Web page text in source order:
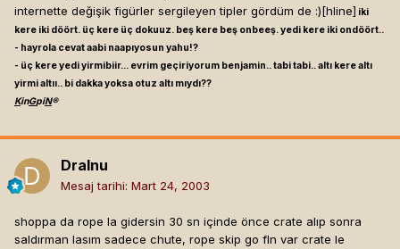
internette değişik figürler sergileyen tipler gördüm de :)[hline] iki
kere iki döört. üç kere üç dokuuz. beş kere beş onbeeş. yedi kere iki ondöört..
- hayrola cevat aabi naapıyosun yahu!?
- üç kere yedi yirmibiir... evrim geçiriyorum benjamin.. tabi tabi.. altı kere altı
yirmi altıı.. bi dakka yoksa otuz altı mıydı??
KinGpiN®
Dralnu
Mesaj tarihi: Mart 24, 2003
shoppa da rope la gidersin 30 sn içinde önce crate alıp sonra
saldırman lasım sadece chute, rope skip go fln var crate le